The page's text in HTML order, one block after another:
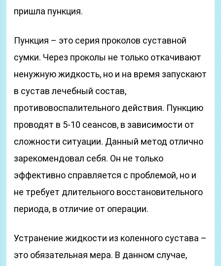
пришла пункция.
Пункция – это серия проколов суставной
сумки. Через проколы не только откачивают
ненужную жидкость, но и на время запускают
в сустав лечебный состав,
противовоспалительного действия. Пункцию
проводят в 5-10 сеансов, в зависимости от
сложности ситуации. Данный метод отлично
зарекомендовал себя. Он не только
эффективно справляется с проблемой, но и
не требует длительного восстановительного
периода, в отличие от операции.
Устранение жидкости из коленного сустава –
это обязательная мера. В данном случае,